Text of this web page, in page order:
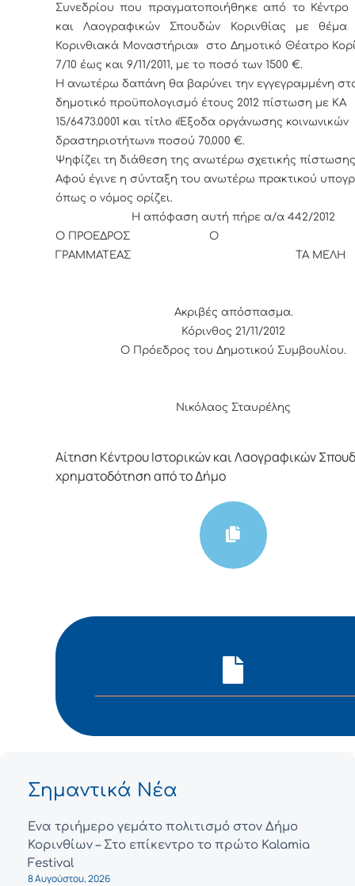
Συνεδρίου που πραγματοποιήθηκε από το Κέντρο
και Λαογραφικών Σπουδών Κορινθίας με θέμα
Κορινθιακά Μοναστήρια» στο Δημοτικό Θέατρο
7/10 έως και 9/11/2011, με το ποσό των 1500 €.
Η ανωτέρω δαπάνη θα βαρύνει την εγγεγραμμένη
δημοτικό προϋπολογισμό έτους 2012 πίστωση με ΚΑ
15/6473.0001 και τίτλο «Έξοδα οργάνωσης κοινωνικών
δραστηριοτήτων» ποσού 70.000 €.
Ψηφίζει τη διάθεση της ανωτέρω σχετικής πίστωσης
Αφού έγινε η σύνταξη του ανωτέρω πρακτικού
όπως ο νόμος ορίζει.
Η απόφαση αυτή πήρε α/α 442/2012
Ο ΠΡΟΕΔΡΟΣ Ο
ΓΡΑΜΜΑΤΕΑΣ ΤΑ ΜΕΛΗ
Ακριβές απόσπασμα.
Κόρινθος 21/11/2012
Ο Πρόεδρος του Δημοτικού Συμβουλίου.
Νικόλαος Σταυρέλης
Αίτηση Κέντρου Ιστορικών και Λαογραφικών
χρηματοδότηση από το Δήμο
Σημαντικά Νέα
Ένα τριήμερο γεμάτο πολιτισμό στον Δήμο
Κορινθίων – Στο επίκεντρο το πρώτο Kalamia
Festival
8 Αυγούστου, 2026